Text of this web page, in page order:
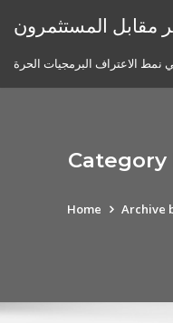
نمط الاعتراف البرمجيات الحرة
Category
Home Archive